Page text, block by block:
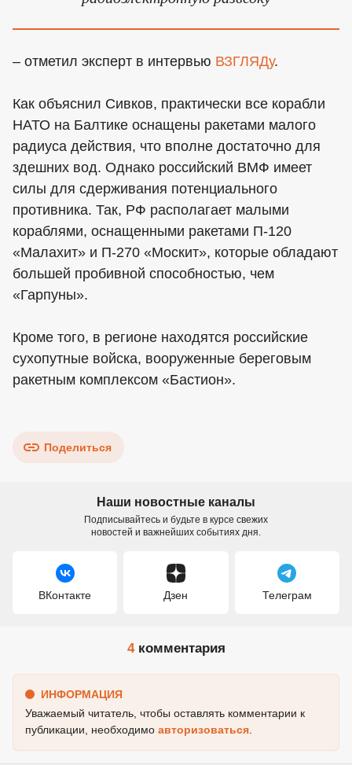
– отметил эксперт в интервью ВЗГЛЯДу.
Как объяснил Сивков, практически все корабли
НАТО на Балтике оснащены ракетами малого
радиуса действия, что вполне достаточно для
здешних вод. Однако российский ВМФ имеет
силы для сдерживания потенциального
противника. Так, РФ располагает малыми
кораблями, оснащенными ракетами П-120
«Малахит» и П-270 «Москит», которые обладают
большей пробивной способностью, чем
«Гарпуны».
Кроме того, в регионе находятся российские
сухопутные войска, вооруженные береговым
ракетным комплексом «Бастион».
Поделиться
Наши новостные каналы
Подписывайтесь и будьте в курсе свежих
новостей и важнейших событиях дня.
ВКонтакте Дзен Телеграм
4комментария
ИНФОРМАЦИЯ
Уважаемый читатель, чтобы оставлять комментарии к
публикации, необходимо авторизоваться